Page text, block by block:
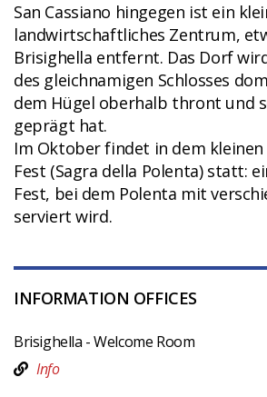
San Cassiano hingegen ist ein
landwirtschaftliches Zentrum,
Brisighella entfernt. Das Dorf
des gleichnamigen Schlosses
dem Hügel oberhalb thront und
geprägt hat.
Im Oktober findet in dem
Fest (Sagra della Polenta) statt:
Fest, bei dem Polenta mit
serviert wird.
INFORMATION OFFICES
Brisighella - Welcome Room
Info